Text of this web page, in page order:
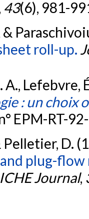
43(6), 981-
&
roll-up.
A., Lefebvre,
: un choix
EPM-RT-
Pelletier, D.
plug-
Journal,